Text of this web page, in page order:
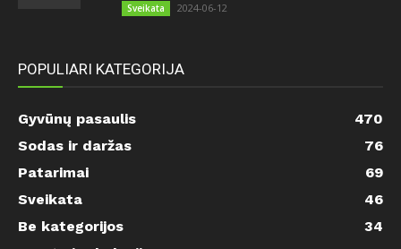
Sveikata 2024-06-12
POPULIARI KATEGORIJA
Gyvūnų pasaulis
470
Sodas ir daržas
76
Patarimai
69
Sveikata
46
Be kategorijos
34